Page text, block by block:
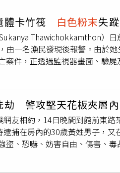
體卡竹筏 白色粉末失
Thawichokkamthon）
由一名漁民發現後報警。由於
案件，正透過監視器畫面、驗
天被漁民發現陳屍桂河。英
妮雅，在被發現身亡前一晚曾
意，下車後並未立即離開，而
，再也沒有人見過她。直到隔
赴現場處理。初步勘驗顯示
已送交鑑識單位化驗，確認成
識，並由胞姊提供DNA樣本
奇失蹤，因此除了持續搜尋
屍及毒物檢驗報告，以釐清真
劫 警攻堅天花板夾層
友相約，14日晚間到館前東
捕在房內的30歲黃姓男子，
盜、恐嚇、妨害自由、傷害、
後沒多久就被注射不明藥物，
調閱監視器，確認犯嫌仍在屋